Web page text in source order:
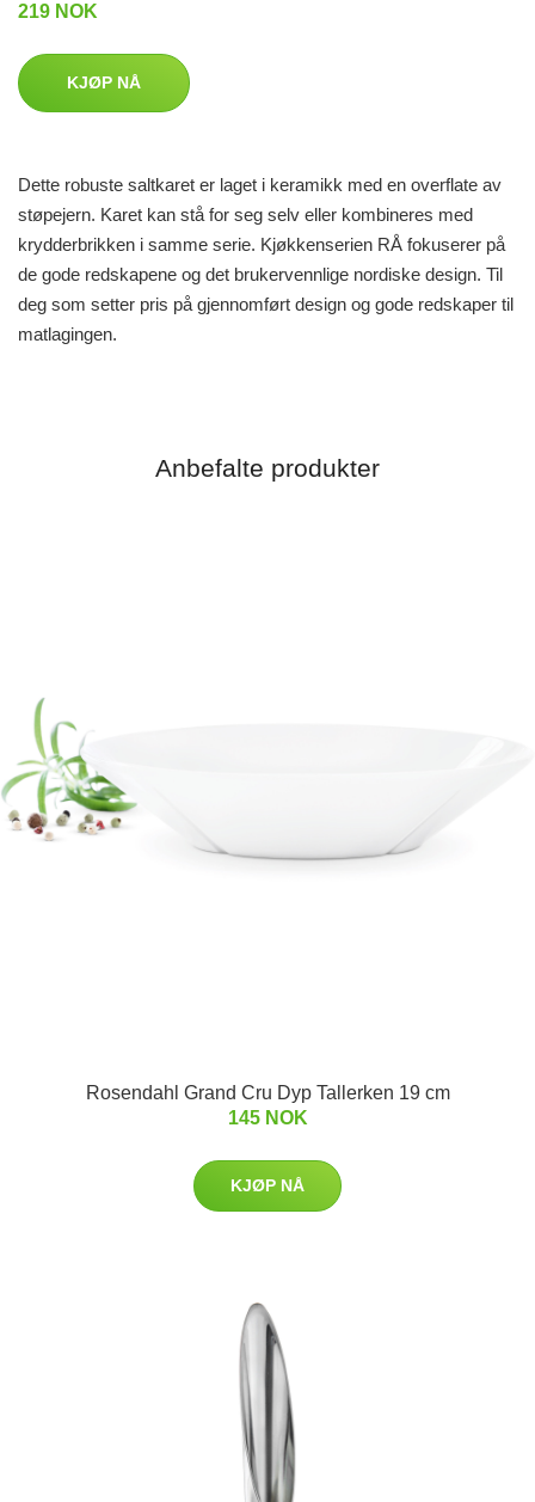
219 NOK
KJØP NÅ
Dette robuste saltkaret er laget i keramikk med en overflate av
støpejern. Karet kan stå for seg selv eller kombineres med
krydderbrikken i samme serie. Kjøkkenserien RÅ fokuserer på
de gode redskapene og det brukervennlige nordiske design. Til
deg som setter pris på gjennomført design og gode redskaper til
matlagingen.
Anbefalte produkter
Rosendahl Grand Cru Dyp Tallerken 19 cm
145 NOK
KJØP NÅ